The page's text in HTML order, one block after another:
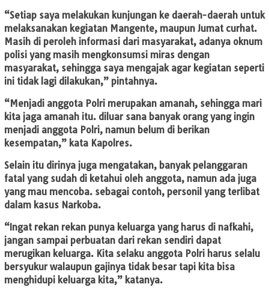
“Setiap saya melakukan kunjungan ke daerah-daerah untuk
melaksanakan kegiatan Mangente, maupun Jumat curhat.
Masih di peroleh informasi dari masyarakat, adanya oknum
polisi yang masih mengkonsumsi miras dengan
masyarakat, sehingga saya mengajak agar kegiatan seperti
ini tidak lagi dilakukan,” pintahnya.
“Menjadi anggota Polri merupakan amanah, sehingga mari
kita jaga amanah itu. diluar sana banyak orang yang ingin
menjadi anggota Polri, namun belum di berikan
kesempatan,” kata Kapolres.
Selain itu dirinya juga mengatakan, banyak pelanggaran
fatal yang sudah di ketahui oleh anggota, namun ada juga
yang mau mencoba. sebagai contoh, personil yang terlibat
dalam kasus Narkoba.
“Ingat rekan rekan punya keluarga yang harus di nafkahi,
jangan sampai perbuatan dari rekan sendiri dapat
merugikan keluarga. Kita selaku anggota Polri harus selalu
bersyukur walaupun gajinya tidak besar tapi kita bisa
menghidupi keluarga kita,” katanya.